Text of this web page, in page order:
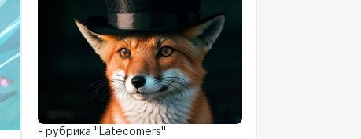
- рубрика "Latecomers"